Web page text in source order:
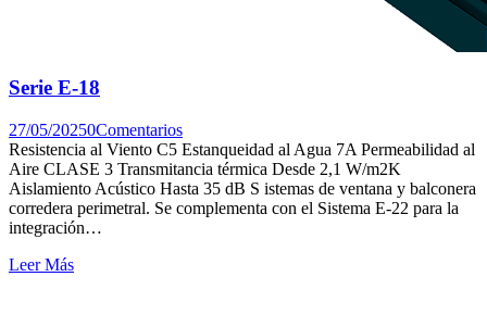
Serie E-18
27/05/20250Comentarios
Resistencia al Viento C5 Estanqueidad al Agua 7A Permeabilidad al
Aire CLASE 3 Transmitancia térmica Desde 2,1 W/m2K
Aislamiento Acústico Hasta 35 dB S istemas de ventana y balconera
corredera perimetral. Se complementa con el Sistema E-22 para la
integración…
Leer Más